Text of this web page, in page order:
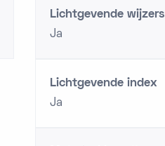
Lichtgevende wijzers
Ja
Lichtgevende index
Ja